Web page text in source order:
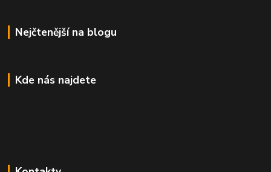
Nejčtenější na blogu
Kde nás najdete